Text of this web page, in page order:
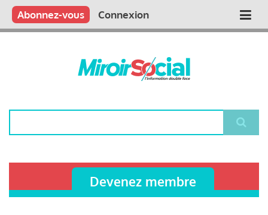
Aller
contenu
Main
Qui sommes nous ?
Vous publiez
Nous publions
Contactez-nous
Abonnez-vous Connexion
Devenez membre